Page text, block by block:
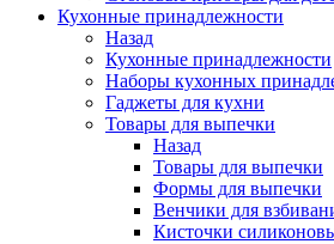
Кухонные принадлежности
Назад
Кухонные принадлежности
Наборы кухонных
Гаджеты для кухни
Товары для выпечки
Назад
Товары для выпечки
Формы для выпечки
Венчики для
Кисточки